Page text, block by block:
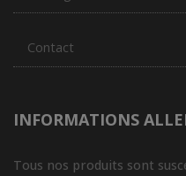
Contact
INFORMATIONS
Tous nos produits sont